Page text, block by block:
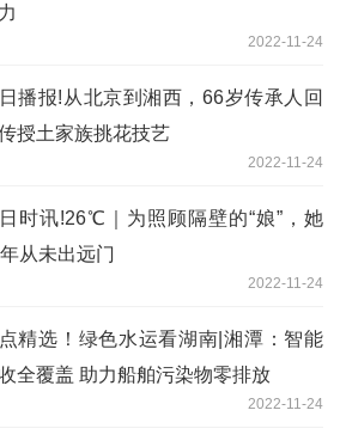
2022-11-24
播报!从北京到湘西，66岁传承人回
授土家族挑花技艺
2022-11-24
时讯!26℃｜为照顾隔壁的“娘”，她
从未出远门
2022-11-24
精选！绿色水运看湖南|湘潭：智能
全覆盖 助力船舶污染物零排放
2022-11-24